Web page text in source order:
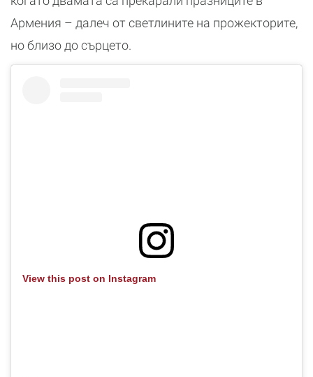
Армения – далеч от светлините на прожекторите,
но близо до сърцето.
View this post on Instagram